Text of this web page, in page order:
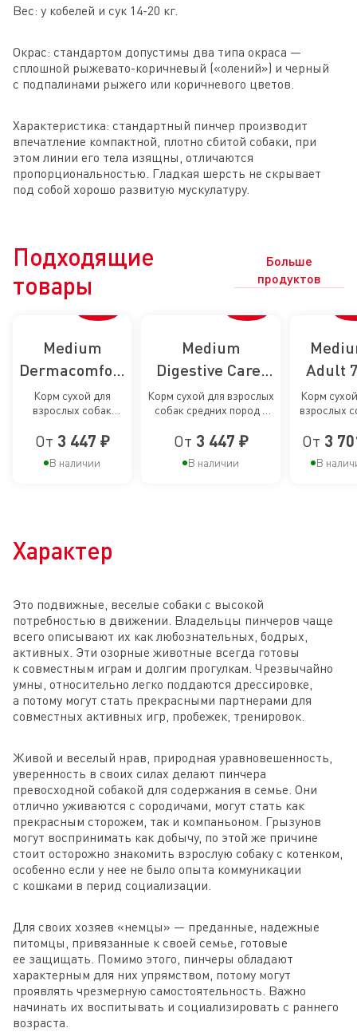
Вес: у кобелей и сук 14-20 кг.
Окрас: стандартом допустимы два типа окраса —
сплошной рыжевато-коричневый («олений») и черный
с подпалинами рыжего или коричневого цветов.
Характеристика: стандартный пинчер производит
впечатление компактной, плотно сбитой собаки, при
этом линии его тела изящны, отличаются
пропорциональностью. Гладкая шерсть не скрывает
под собой хорошо развитую мускулатуру.
Подходящие
товары
Больше
продуктов
Medium
Dermacomfort
Care, сухой
корм для
пофилактики
раздражений
пород
Корм сухой для
взрослых собак
при раздражениях и
От 3 447 ₽
В наличии
Medium
Digestive Care,
сухой корм для
собак средних
пород с
чувствительным
Корм сухой для взрослых
собак средних пород с
пищеварением
От 3 447 ₽
В наличии
Adult
сухой
для
Корм
взрослых
размеров
От 3
В
Характер
Это подвижные, веселые собаки с высокой
потребностью в движении. Владельцы пинчеров чаще
всего описывают их как любознательных, бодрых,
активных. Эти озорные животные всегда готовы
к совместным играм и долгим прогулкам. Чрезвычайно
умны, относительно легко поддаются дрессировке,
а потому могут стать прекрасными партнерами для
совместных активных игр, пробежек, тренировок.
Живой и веселый нрав, природная уравновешенность,
уверенность в своих силах делают пинчера
превосходной собакой для содержания в семье. Они
отлично уживаются с сородичами, могут стать как
прекрасным сторожем, так и компаньоном. Грызунов
могут воспринимать как добычу, по этой же причине
стоит осторожно знакомить взрослую собаку с котенком,
особенно если у нее не было опыта коммуникации
с кошками в перид социализации.
Для своих хозяев «немцы» — преданные, надежные
питомцы, привязанные к своей семье, готовые
ее защищать. Помимо этого, пинчеры обладают
характерным для них упрямством, потому могут
проявлять чрезмерную самостоятельность. Важно
начинать их воспитывать и социализировать с раннего
возраста.